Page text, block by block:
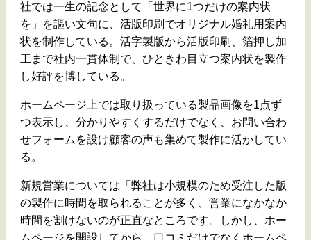
社では一生の記念として「世界に1つだけの案内状
を」を謳い文句に、活版印刷でオリジナル婚礼用案内
状を制作している。活字製版から活版印刷、箔押し加
工まで社内一貫体制で、ひときわ目立つ案内状を製作
し好評を博している。
ホームページ上では取り扱っている製品画像を1点ず
つ表示し、分かりやすくするだけでなく、お問い合わ
せフォームを設け顧客の声も集めて製作に活かしてい
る。
新規営業については「弊社は小規模のため受注した版
の製作に時間を取られることが多く、営業になかなか
時間を割けないのが正直なところです。しかし、ホー
ムページを開設してから、口コミだけでなくホームペ